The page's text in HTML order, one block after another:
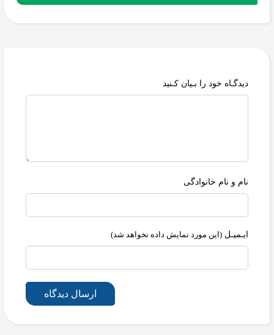
دیدگـاه خود را بـیان کـنید
نام و نام خانوادگی
ایـمیـل (این مورد نمایش داده نخواهد شد)
ارسال دیدگاه